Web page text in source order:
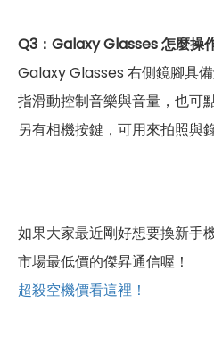
Q3：Galaxy Glasses 怎麼操
Galaxy Glasses 右側鏡腳具
指滑動控制音樂與音量，也可
另有相機按鍵，可用來拍照與錄
如果大家最近剛好想要換新手
市場最低價的傑昇通信喔！
超殺空機價看這裡！